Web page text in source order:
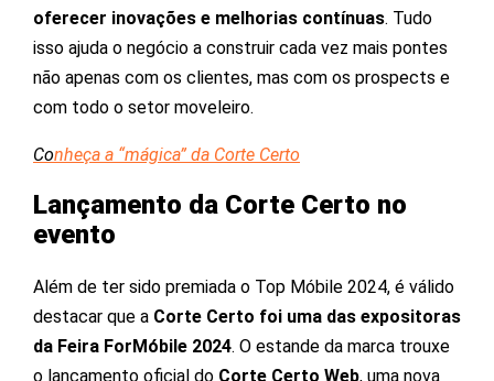
oferecer inovações e melhorias contínuas. Tudo
isso ajuda o negócio a construir cada vez mais pontes
não apenas com os clientes, mas com os prospects e
com todo o setor moveleiro.
Conheça a “mágica” da Corte Certo
Lançamento da Corte Certo no
evento
Além de ter sido premiada o Top Móbile 2024, é válido
destacar que a Corte Certo foi uma das expositoras
da Feira ForMóbile 2024. O estande da marca trouxe
o lançamento oficial do Corte Certo Web, uma nova